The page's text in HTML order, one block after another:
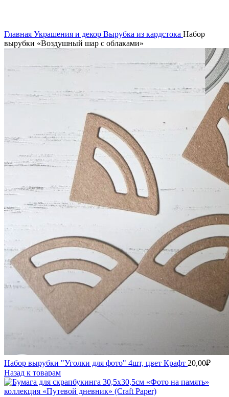
Главная Украшения и декор Вырубка из кардстока Набор
вырубки «Воздушный шар с облаками»
Набор вырубки "Уголки для фото" 4шт, цвет Крафт 20,00₽
Назад к товарам